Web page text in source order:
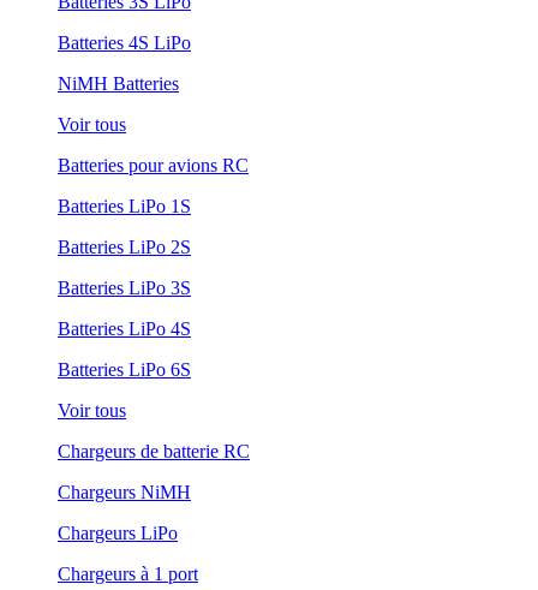
Batteries 4S LiPo
NiMH Batteries
Voir tous
Batteries pour avions RC
Batteries LiPo 1S
Batteries LiPo 2S
Batteries LiPo 3S
Batteries LiPo 4S
Batteries LiPo 6S
Voir tous
Chargeurs de batterie RC
Chargeurs NiMH
Chargeurs LiPo
Chargeurs à 1 port